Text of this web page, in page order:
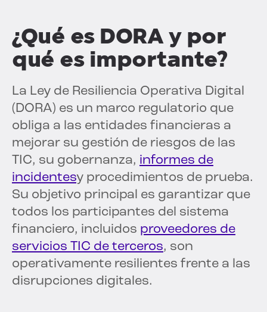
¿Qué es DORA y por
qué es importante?
La Ley de Resiliencia Operativa Digital
(DORA) es un marco regulatorio que
obliga a las entidades financieras a
mejorar su gestión de riesgos de las
TIC, su gobernanza, informes de
incidentesy procedimientos de prueba.
Su objetivo principal es garantizar que
todos los participantes del sistema
financiero, incluidos proveedores de
servicios TIC de terceros, son
operativamente resilientes frente a las
disrupciones digitales.